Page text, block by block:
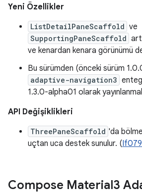
Yeni Özellikler
ListDetailPaneScaffold ve
SupportingPaneScaffold
ve kenardan kenara görünümü
Bu sürümden (önceki sürüm
adaptive-navigation3
1.3.0-alpha01 olarak
API Değişiklikleri
ThreePaneScaffold 'da
uçtan uca destek sunulur. (
Compose Material3